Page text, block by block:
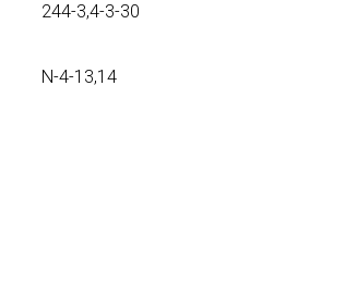
244-3,4-3-30
N-4-13,14